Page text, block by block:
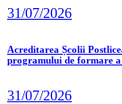
31/07/2026
Acreditarea Școlii
programului de formare
31/07/2026